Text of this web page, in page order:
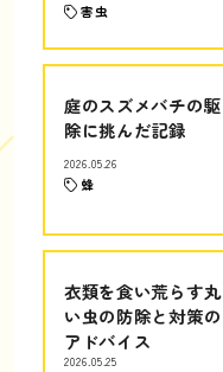
害虫
庭のスズメバチの駆
除に挑んだ記録
2026.05.26
蜂
衣類を食い荒らす丸
い虫の防除と対策の
アドバイス
2026.05.25